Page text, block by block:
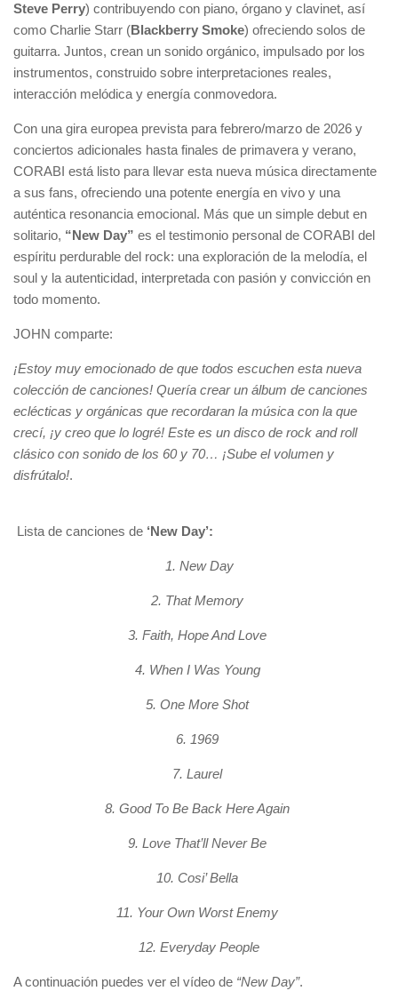
Steve Perry) contribuyendo con piano, órgano y clavinet, así
como Charlie Starr (Blackberry Smoke) ofreciendo solos de
guitarra. Juntos, crean un sonido orgánico, impulsado por los
instrumentos, construido sobre interpretaciones reales,
interacción melódica y energía conmovedora.
Con una gira europea prevista para febrero/marzo de 2026 y
conciertos adicionales hasta finales de primavera y verano,
CORABI está listo para llevar esta nueva música directamente
a sus fans, ofreciendo una potente energía en vivo y una
auténtica resonancia emocional. Más que un simple debut en
solitario, “New Day” es el testimonio personal de CORABI del
espíritu perdurable del rock: una exploración de la melodía, el
soul y la autenticidad, interpretada con pasión y convicción en
todo momento.
JOHN comparte:
¡Estoy muy emocionado de que todos escuchen esta nueva
colección de canciones! Quería crear un álbum de canciones
eclécticas y orgánicas que recordaran la música con la que
crecí, ¡y creo que lo logré! Este es un disco de rock and roll
clásico con sonido de los 60 y 70… ¡Sube el volumen y
disfrútalo!.
Lista de canciones de ‘New Day’:
1. New Day
2. That Memory
3. Faith, Hope And Love
4. When I Was Young
5. One More Shot
6. 1969
7. Laurel
8. Good To Be Back Here Again
9. Love That’ll Never Be
10. Cosi’ Bella
11. Your Own Worst Enemy
12. Everyday People
A continuación puedes ver el vídeo de “New Day”.